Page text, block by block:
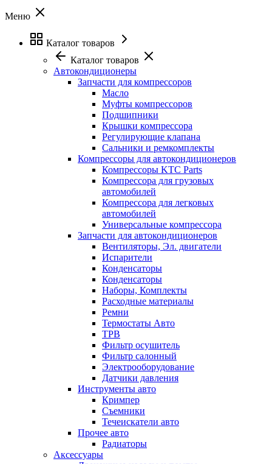
Меню
Каталог товаров
Каталог товаров
Автокондиционеры
Запчасти для компрессоров
Масло
Муфты компрессоров
Подшипники
Крышки компрессора
Регулирующие клапана
Сальники и ремкомплекты
Компрессоры для автокондиционеров
Компрессоры KTC Parts
Компрессора для грузовых
автомобилей
Компрессора для легковых
автомобилей
Универсальные компрессора
Запчасти для автокондиционеров
Вентиляторы, Эл. двигатели
Испарители
Конденсаторы
Конденсаторы
Наборы, Комплекты
Расходные материалы
Ремни
Термостаты Авто
ТРВ
Фильтр осушитель
Фильтр салонный
Электрооборудование
Датчики давления
Инструменты авто
Кримпер
Съемники
Течеискатели авто
Прочее авто
Радиаторы
Аксессуары